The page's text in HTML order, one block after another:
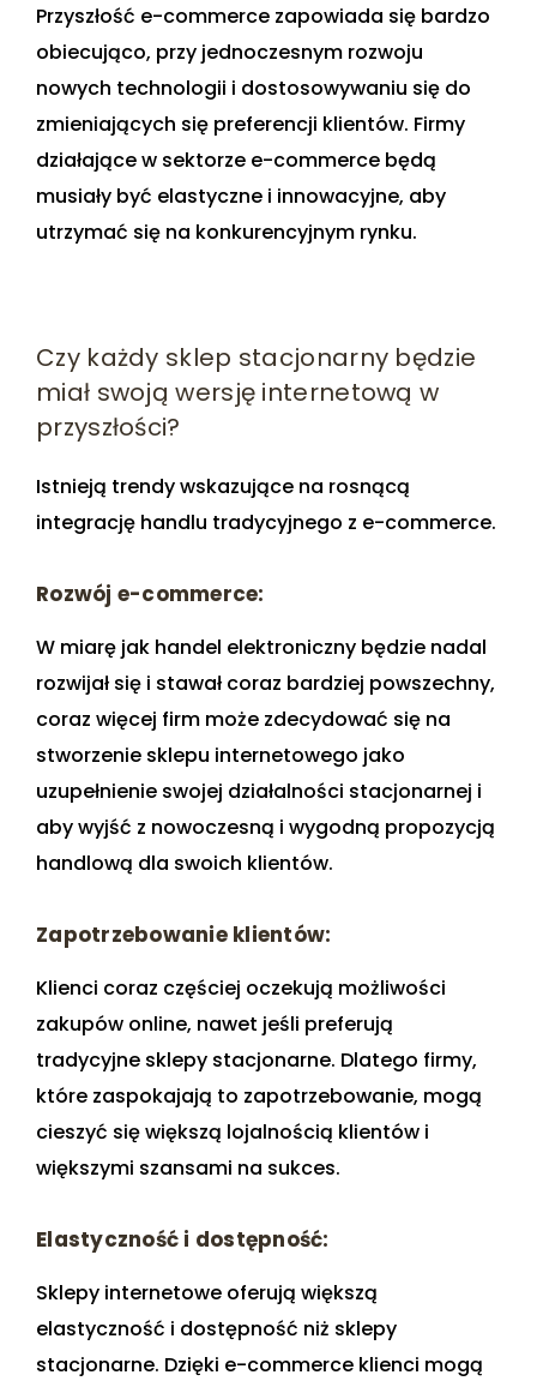
Przyszłość e-commerce zapowiada się bardzo
obiecująco, przy jednoczesnym rozwoju
nowych technologii i dostosowywaniu się do
zmieniających się preferencji klientów. Firmy
działające w sektorze e-commerce będą
musiały być elastyczne i innowacyjne, aby
utrzymać się na konkurencyjnym rynku.
Czy każdy sklep stacjonarny będzie
miał swoją wersję internetową w
przyszłości?
Istnieją trendy wskazujące na rosnącą
integrację handlu tradycyjnego z e-commerce.
Rozwój e-commerce:
W miarę jak handel elektroniczny będzie nadal
rozwijał się i stawał coraz bardziej powszechny,
coraz więcej firm może zdecydować się na
stworzenie sklepu internetowego jako
uzupełnienie swojej działalności stacjonarnej i
aby wyjść z nowoczesną i wygodną propozycją
handlową dla swoich klientów.
Zapotrzebowanie klientów:
Klienci coraz częściej oczekują możliwości
zakupów online, nawet jeśli preferują
tradycyjne sklepy stacjonarne. Dlatego firmy,
które zaspokajają to zapotrzebowanie, mogą
cieszyć się większą lojalnością klientów i
większymi szansami na sukces.
Elastyczność i dostępność:
Sklepy internetowe oferują większą
elastyczność i dostępność niż sklepy
stacjonarne. Dzięki e-commerce klienci mogą